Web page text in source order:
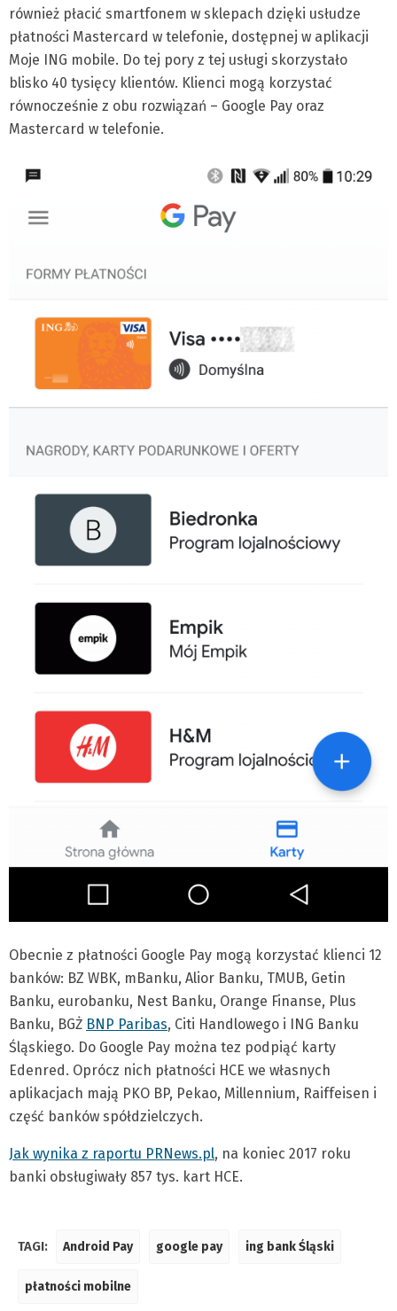
również płacić smartfonem w sklepach dzięki usłudze
płatności Mastercard w telefonie, dostępnej w aplikacji
Moje ING mobile. Do tej pory z tej usługi skorzystało
blisko 40 tysięcy klientów. Klienci mogą korzystać
równocześnie z obu rozwiązań – Google Pay oraz
Mastercard w telefonie.
Obecnie z płatności Google Pay mogą korzystać klienci 12
banków: BZ WBK, mBanku, Alior Banku, TMUB, Getin
Banku, eurobanku, Nest Banku, Orange Finanse, Plus
Banku, BGŻ BNP Paribas, Citi Handlowego i ING Banku
Śląskiego. Do Google Pay można tez podpiąć karty
Edenred. Oprócz nich płatności HCE we własnych
aplikacjach mają PKO BP, Pekao, Millennium, Raiffeisen i
część banków spółdzielczych.
Jak wynika z raportu PRNews.pl, na koniec 2017 roku
banki obsługiwały 857 tys. kart HCE.
TAGI: Android Pay google pay ing bank Śląski
płatności mobilne